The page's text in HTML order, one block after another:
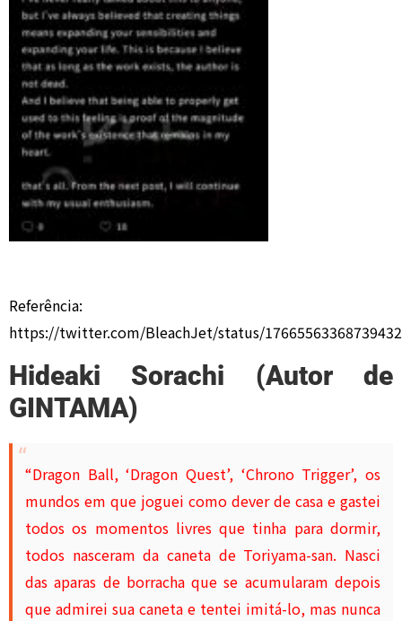
Referência:
https://twitter.com/BleachJet/status/
Hideaki Sorachi (Autor de
GINTAMA)
“Dragon Ball, ‘Dragon Quest’, ‘Chrono Trigger’, os
mundos em que joguei como dever de casa e gastei
todos os momentos livres que tinha para dormir,
todos nasceram da caneta de Toriyama-san. Nasci
das aparas de borracha que se acumularam depois
que admirei sua caneta e tentei imitá-lo, mas nunca